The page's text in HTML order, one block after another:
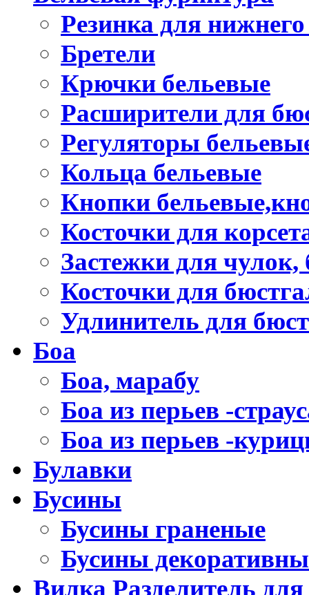
Резинка для
Бретели
Крючки бельевые
Расширители для
Регуляторы
Кольца бельевые
Кнопки
Косточки для
Застежки для чулок,
Косточки для
Удлинитель для
Боа
Боа, марабу
Боа из перьев -
Боа из перьев -
Булавки
Бусины
Бусины граненые
Бусины
Вилка Разделитель для